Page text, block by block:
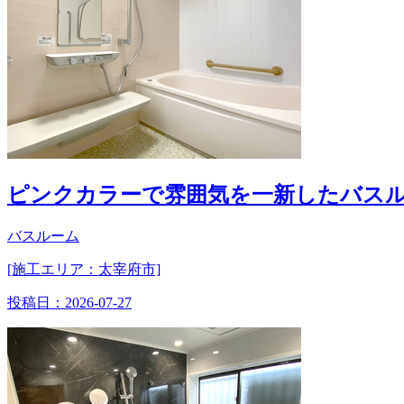
ピンクカラーで雰囲気を一新したバス
バスルーム
[施工エリア：太宰府市]
投稿日： 2026-07-27